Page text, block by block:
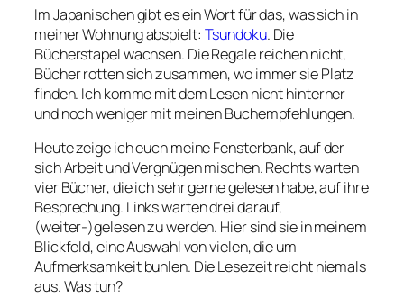
Im Japanischen gibt es ein Wort für das, was sich in
meiner Wohnung abspielt: Tsundoku. Die
Bücherstapel wachsen. Die Regale reichen nicht,
Bücher rotten sich zusammen, wo immer sie Platz
finden. Ich komme mit dem Lesen nicht hinterher
und noch weniger mit meinen Buchempfehlungen.
Heute zeige ich euch meine Fensterbank, auf der
sich Arbeit und Vergnügen mischen. Rechts warten
vier Bücher, die ich sehr gerne gelesen habe, auf ihre
Besprechung. Links warten drei darauf,
(weiter-)gelesen zu werden. Hier sind sie in meinem
Blickfeld, eine Auswahl von vielen, die um
Aufmerksamkeit buhlen. Die Lesezeit reicht niemals
aus. Was tun?